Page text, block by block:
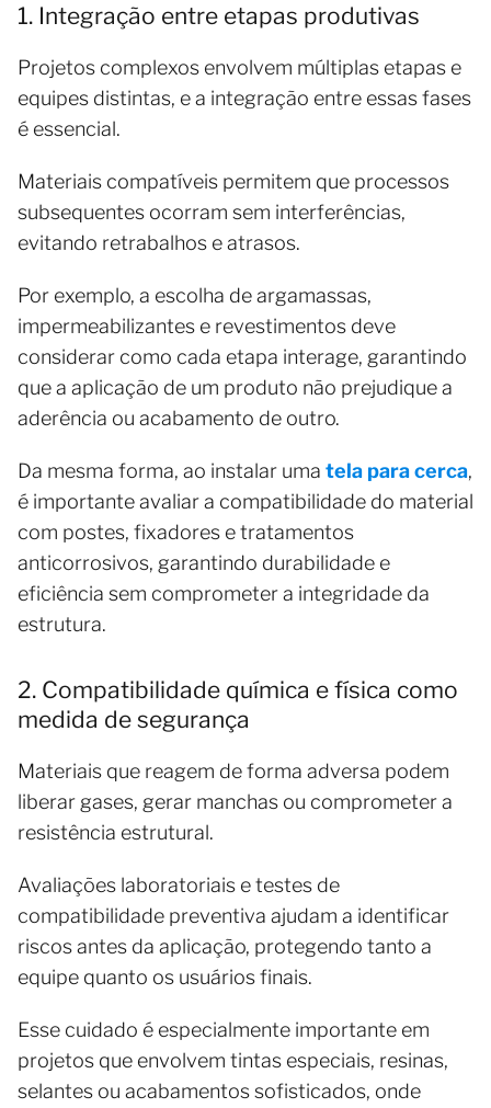
1. Integração entre etapas produtivas
Projetos complexos envolvem múltiplas etapas e
equipes distintas, e a integração entre essas fases
é essencial.
Materiais compatíveis permitem que processos
subsequentes ocorram sem interferências,
evitando retrabalhos e atrasos.
Por exemplo, a escolha de argamassas,
impermeabilizantes e revestimentos deve
considerar como cada etapa interage, garantindo
que a aplicação de um produto não prejudique a
aderência ou acabamento de outro.
Da mesma forma, ao instalar uma tela para cerca,
é importante avaliar a compatibilidade do material
com postes, fixadores e tratamentos
anticorrosivos, garantindo durabilidade e
eficiência sem comprometer a integridade da
estrutura.
2. Compatibilidade química e física como
medida de segurança
Materiais que reagem de forma adversa podem
liberar gases, gerar manchas ou comprometer a
resistência estrutural.
Avaliações laboratoriais e testes de
compatibilidade preventiva ajudam a identificar
riscos antes da aplicação, protegendo tanto a
equipe quanto os usuários finais.
Esse cuidado é especialmente importante em
projetos que envolvem tintas especiais, resinas,
selantes ou acabamentos sofisticados, onde